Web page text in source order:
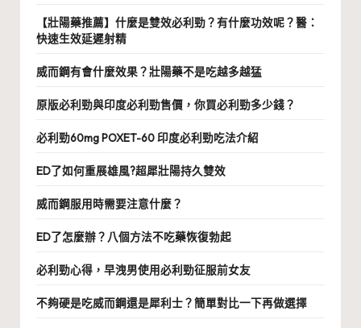
【壯陽藥推薦】什麼是雙效必利勁？有什麼功效呢？醫：
快速生效延遲射精
威而鋼有會什麼效果？壯陽藥不是吃越多越猛
原版必利勁與印度必利勁售價，你買必利勁多少錢？
必利勁60mg POXET-60 印度必利勁吃法介紹
ED了如何重展雄風?超犀壯陽持久雙效
威而鋼服用時需要注意什麼？
ED了怎麼辦？八個方法不吃藥恢復勃起
必利勁心得，早洩男使用必利勁征服前女友
不夠硬是吃威而鋼還是犀利士？簡單對比一下再做選擇